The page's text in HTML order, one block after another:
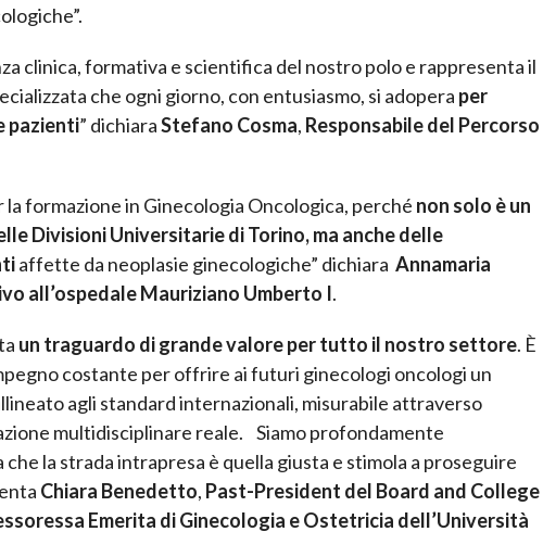
clinica, formativa e scientifica del nostro polo e rappresenta il
che ogni giorno, con entusiasmo, si adopera per
pazienti” dichiaraStefano Cosma, Responsabile del Percorso
formazione in Ginecologia Oncologica, perché non solo è un
Divisioni Universitarie di Torino, ma anche delle
affette da neoplasie ginecologiche” dichiara Annamaria
all’ospedale Mauriziano Umberto I.
un traguardo di grande valore per tutto il nostro settore. È
costante per offrire ai futuri ginecologi oncologi un
agli standard internazionali, misurabile attraverso
multidisciplinare reale. Siamo profondamente
la strada intrapresa è quella giusta e stimola a proseguire
Chiara Benedetto, Past-President del Board and College
Emerita di Ginecologia e Ostetricia dell’Università